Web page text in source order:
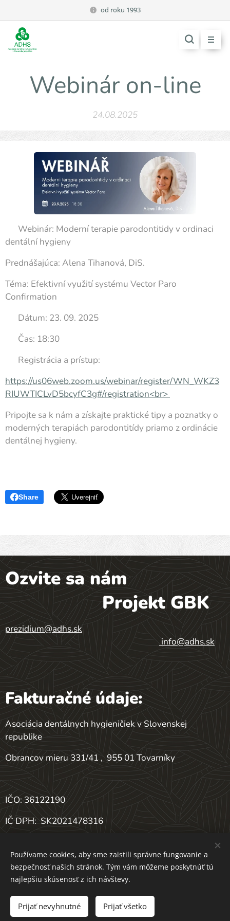
od roku 1993
Webinár on-line
24.08.2025
✨ Webinár: Moderní terapie parodontitidy v ordinaci
dentální hygieny ✨
Prednášajúca: Alena Tihanová, DiS.
Téma: Efektivní využití systému Vector Paro
Confirmation
📅 Dátum: 23. 09. 2025
🕕 Čas: 18:30
💻 Registrácia a prístup:
https://us06web.zoom.us/webinar/register/WN_WKZ3
RIUWTICLvD5bcyfC3g#/registration<br>
Pripojte sa k nám a získajte praktické tipy a poznatky o
moderných terapiách parodontitídy priamo z ordinácie
dentálnej hygieny. 🦷
Share
Ozvite sa nám
Projekt GBK
prezidium@adhs.sk
info@adhs.sk
Fakturačné údaje:
Asociácia dentálnych hygieničiek v Slovenskej
republike
Obrancov mieru 331/41 , 955 01 Tovarníky
IČO: 36122190
IČ DPH:SK2021478316
IBAN: SK75 0900 0000 0000 4171 4376
Vytvorené službouWebnode Cookies
Používame cookies, aby sme zaistili správne fungovanie a
bezpečnosť našich stránok. Tým vám môžeme poskytnúť tú
najlepšiu skúsenosť z ich návštevy.
Prijať nevyhnutné Prijať všetko